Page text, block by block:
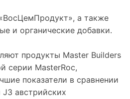
а также
и органические добавки.
продукты Master Builders
серии MasterRoc,
показатели в сравнении
австрийских